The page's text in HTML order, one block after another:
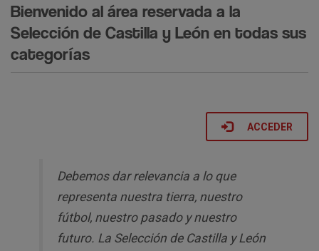
Bienvenido al área reservada a la
Selección de Castilla y León en todas sus
categorías
ACCEDER
Debemos dar relevancia a lo que
representa nuestra tierra, nuestro
fútbol, nuestro pasado y nuestro
futuro. La Selección de Castilla y León